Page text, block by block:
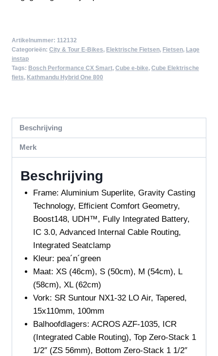
Artikelnummer: 112132
Categorieën: City & Tour E-Bikes, Elektrische Fietsen, Fietsen, Lage
instap
Tags: Bosch Performance CX Smart, Cube e-bike, Cube Elektrische
fiets, Kathmandu Hybrid One 800
Beschrijving
Merk
Beschrijving
Frame: Aluminium Superlite, Gravity Casting
Technology, Efficient Comfort Geometry,
Boost148, UDH™, Fully Integrated Battery,
IC 3.0, Advanced Internal Cable Routing,
Integrated Seatclamp
Kleur: pea´n´green
Maat: XS (46cm), S (50cm), M (54cm), L
(58cm), XL (62cm)
Vork: SR Suntour NX1-32 LO Air, Tapered,
15x110mm, 100mm
Balhoofdlagers: ACROS AZF-1035, ICR
(Integrated Cable Routing), Top Zero-Stack 1
1/2″ (ZS 56mm), Bottom Zero-Stack 1 1/2″